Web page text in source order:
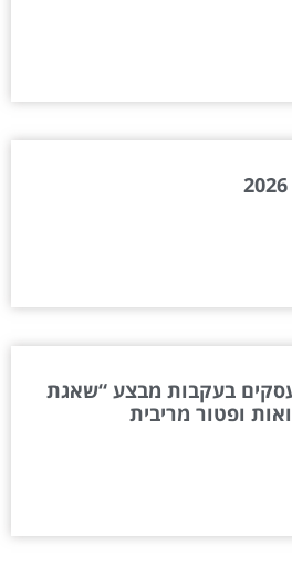
בעקבות מבצע “שאגת
ופטור מריבית